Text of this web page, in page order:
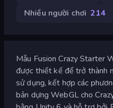
Nhiều người chơi 214
Mẫu Fusion Crazy Starter
được thiết kế để trở thành
sử dụng, kết hợp các
bản dựng WebGL cho